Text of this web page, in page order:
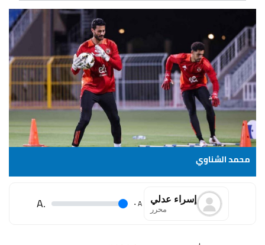
محمد الشناوي
إسراء عدلي
محرر A
.
.A